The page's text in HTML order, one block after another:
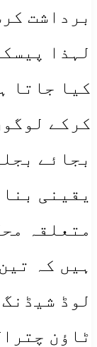
برداشت
لہذا
کیا جاتا
کرکے
بجائے
یقینی
متعلقہ
ہیں کہ
لوڈ
ٹاؤن